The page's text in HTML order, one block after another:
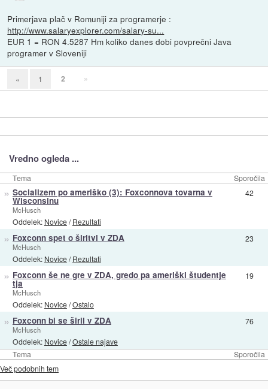
Primerjava plač v Romuniji za programerje :
http://www.salaryexplorer.com/salary-su...
EUR 1 = RON 4.5287 Hm koliko danes dobi povprečni Java
programer v Sloveniji
« 1 2 »
Vredno ogleda ...
Tema Sporočila
Tema Sporočila
» Socializem po ameriško (3): Foxconnova tovarna v
Wisconsinu
McHusch
Oddelek: Novice/Rezultati
42
» Foxconn spet o širitvi v ZDA
McHusch
Oddelek: Novice/Rezultati
23
» Foxconn še ne gre v ZDA, gredo pa ameriški študentje
tja
McHusch
Oddelek: Novice/Ostalo
19
» Foxconn bi se širil v ZDA
McHusch
Oddelek: Novice/Ostale najave
76
Več podobnih tem